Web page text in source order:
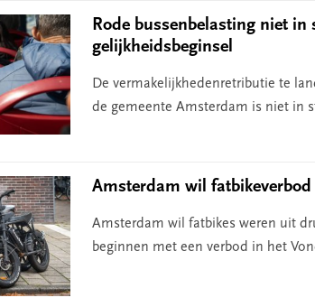
Rode bussenbelasting niet
gelijkheidsbeginsel
De vermakelijkhedenretributie te
de gemeente Amsterdam is niet in
Amsterdam wil fatbikeverbod
Amsterdam wil fatbikes weren uit
beginnen met een verbod in het